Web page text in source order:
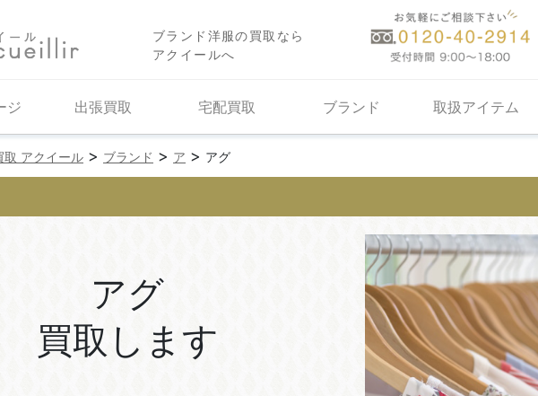
ブランド洋服の買取なら
アクイールへ
ジ 出張買取 宅配買取 ブランド 取扱アイテム
取 アクイール > ブランド > ア > アグ
アグ
買取します